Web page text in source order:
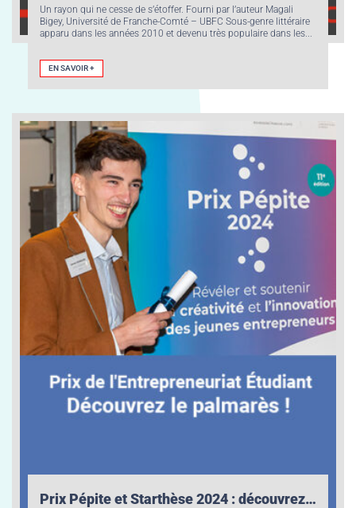
Un rayon qui ne cesse de s’étoffer. Fourni par l’auteur Magali
Bigey, Université de Franche-Comté – UBFC Sous-genre littéraire
apparu dans les années 2010 et devenu très populaire dans les...
EN SAVOIR +
Prix Pépite et Starthèse 2024 : découvrez le palmarès de Bourgogne-Franche-Comté !